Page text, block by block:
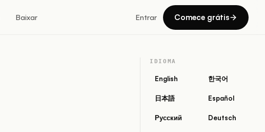
Baixar Entrar Comece grátis
IDIOMA
English 한국어
日本語 Español
Русский Deutsch